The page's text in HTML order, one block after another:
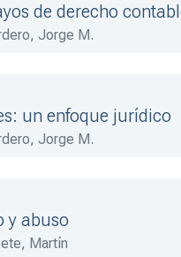
de derecho
Jorge M.
un enfoque jurídico
Jorge M.
y abuso
Martín